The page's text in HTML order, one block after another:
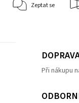
Zeptat se
Při nákupu